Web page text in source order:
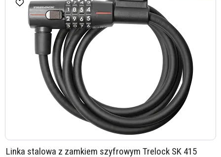
Linka stalowa z zamkiem szyfrowym Trelock SK 415